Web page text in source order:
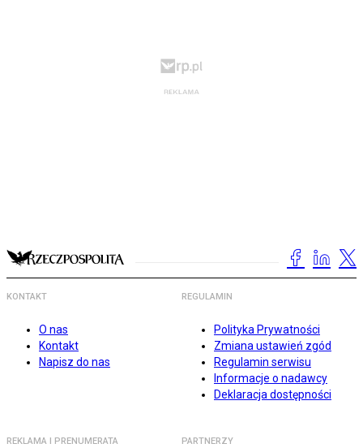
KONTAKT
O nas
Kontakt
Napisz do nas
REGULAMIN
Polityka Prywatności
Zmiana ustawień zgód
Regulamin serwisu
Informacje o nadawcy
Deklaracja dostępności
REKLAMA I PRENUMERATA PARTNERZY